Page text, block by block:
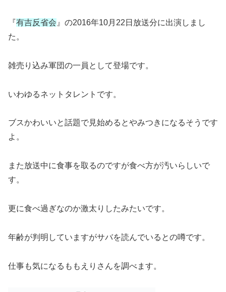
『有吉反省会 』の2016年10月22日放送分に出演しまし
た。
雑売り込み軍団の一員として登場です。
いわゆるネットタレントです。
ブスかわいいと話題で見始めるとやみつきになるそうです
よ。
また放送中に食事を取るのですが食べ方が汚いらしいで
す。
更に食べ過ぎなのか激太りしたみたいです。
年齢が判明していますがサバを読んでいるとの噂です。
仕事も気になるももえりさんを調べます。